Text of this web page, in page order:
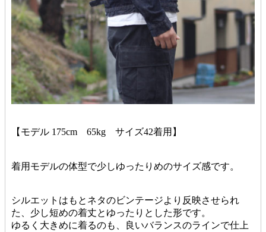
【モデル 175cm 65kg サイズ42着用】
着用モデルの体型で少しゆったりめのサイズ感です。
シルエットはもとネタのビンテージより反映させられ
た、少し短めの着丈とゆったりとした形です。
ゆるく大きめに着るのも、良いバランスのラインで仕上